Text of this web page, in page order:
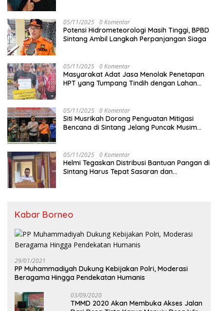
05/11/2025 0 Komentar
Potensi Hidrometeorologi Masih Tinggi, BPBD
Sintang Ambil Langkah Perpanjangan Siaga
05/11/2025 0 Komentar
Masyarakat Adat Jasa Menolak Penetapan
HPT yang Tumpang Tindih dengan Lahan
05/11/2025 0 Komentar
Siti Musrikah Dorong Penguatan Mitigasi
Bencana di Sintang Jelang Puncak Musim
05/11/2025 0 Komentar
Helmi Tegaskan Distribusi Bantuan Pangan di
Sintang Harus Tepat Sasaran dan
Kabar Borneo
29/01/2021
PP Muhammadiyah Dukung Kebijakan Polri, Moderasi
Beragama Hingga Pendekatan Humanis
03/09/2020
TMMD 2020 Akan Membuka Akses Jalan